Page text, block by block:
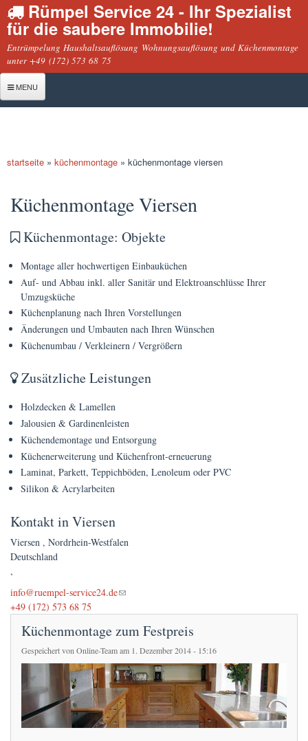
Direkt
zum
Inhalt
Rümpel Service 24 - Ihr Spezialist
für die saubere Immobilie!
Entrümpelung Haushaltsauflösung Wohnungsauflösung und Küchenmontage
unter +49 (172) 573 68 75
MENU
Haushaltsauflösung
Wohnungsauflösung
Montage
Küchenmontage
Möbelmontage
Preise
FAQs
Terminanfrage
startseite » küchenmontage » küchenmontage viersen
Küchenmontage Viersen
Küchenmontage: Objekte
Montage aller hochwertigen Einbauküchen
Auf- und Abbau inkl. aller Sanitär und Elektroanschlüsse Ihrer
Umzugsküche
Küchenplanung nach Ihren Vorstellungen
Änderungen und Umbauten nach Ihren Wünschen
Küchenumbau / Verkleinern / Vergrößern
Zusätzliche Leistungen
Holzdecken & Lamellen
Jalousien & Gardinenleisten
Küchendemontage und Entsorgung
Küchenerweiterung und Küchenfront-erneuerung
Laminat, Parkett, Teppichböden, Lenoleum oder PVC
Silikon & Acrylarbeiten
Kontakt in Viersen
Viersen , Nordrhein-Westfalen
Deutschland
,
info@ruempel-service24.de
(link sends e-mail)
+49 (172) 573 68 75
Küchenmontage zum Festpreis
Gespeichert von Online-Teamam 1. Dezember 2014 - 15:16